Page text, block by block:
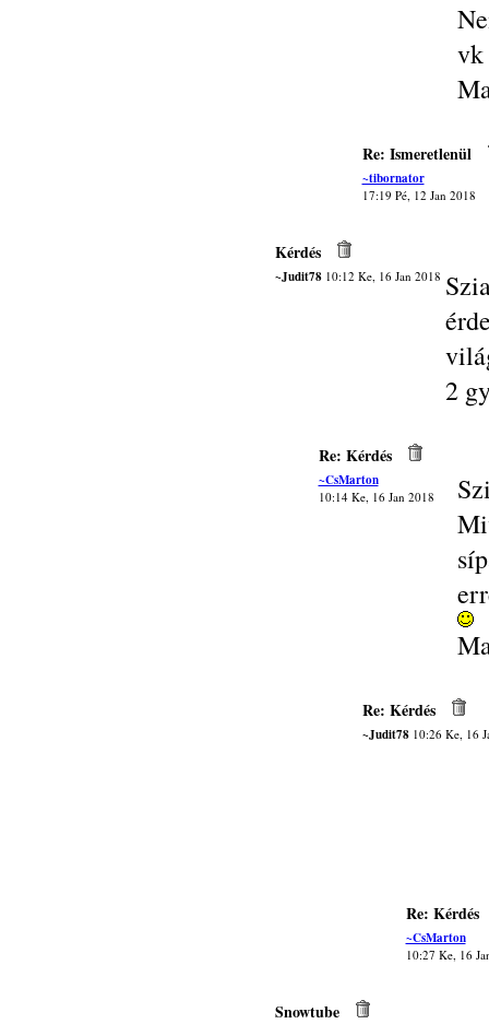
vk
Re: Ismeretlenül
~tibornator
17:19 Pé, 12 Jan 2018
Kérdés
~Judit7810:12 Ke, 16 Jan 2018
2
Re: Kérdés
~CsMarton
10:14 Ke, 16 Jan 2018
Re: Kérdés
~Judit7810:26 Ke, 16
Re: Kérdés
~CsMarton
10:27 Ke, 16
Snowtube